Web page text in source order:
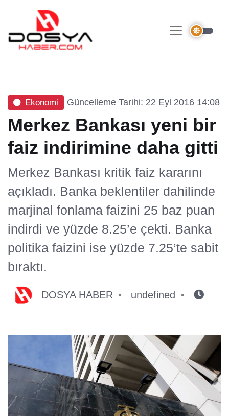
Ekonomi Güncelleme Tarihi: 22 Eyl 2016 14:08
Merkez Bankası yeni bir
faiz indirimine daha gitti
Merkez Bankası kritik faiz kararını
açıkladı. Banka beklentiler dahilinde
marjinal fonlama faizini 25 baz puan
indirdi ve yüzde 8.25’e çekti. Banka
politika faizini ise yüzde 7.25’te sabit
bıraktı.
DOSYA HABER undefined